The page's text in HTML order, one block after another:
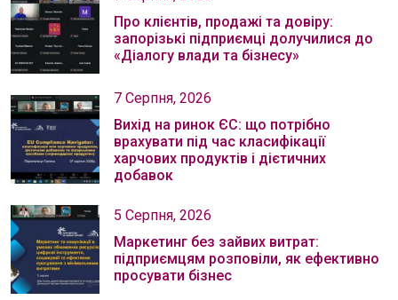
Про клієнтів, продажі та довіру:
запорізькі підприємці долучилися до
«Діалогу влади та бізнесу»
7 Серпня, 2026
Вихід на ринок ЄС: що потрібно
врахувати під час класифікації
харчових продуктів і дієтичних
добавок
5 Серпня, 2026
Маркетинг без зайвих витрат:
підприємцям розповіли, як ефективно
просувати бізнес